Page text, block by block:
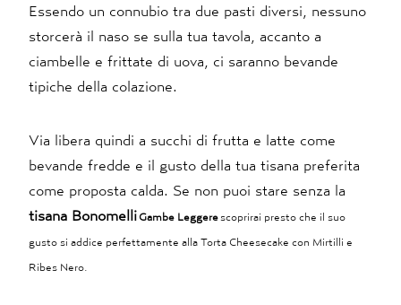
Essendo un connubio tra due pasti diversi, nessuno
storcerà il naso se sulla tua tavola, accanto a
ciambelle e frittate di uova, ci saranno bevande
tipiche della colazione.
Via libera quindi a succhi di frutta e latte come
bevande fredde e il gusto della tua tisana preferita
come proposta calda. Se non puoi stare senza la
tisana Bonomelli Gambe Leggere scoprirai presto che il suo
gusto si addice perfettamente alla Torta Cheesecake con Mirtilli e
Ribes Nero.